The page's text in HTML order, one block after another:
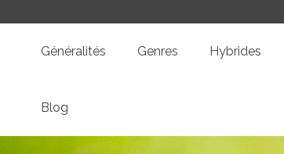
Généralités Genres Hybrides
Blog